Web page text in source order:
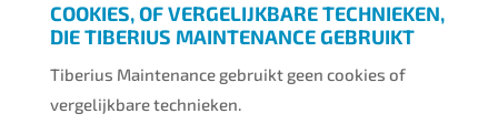
COOKIES, OF VERGELIJKBARE TECHNIEKEN,
DIE TIBERIUS MAINTENANCE GEBRUIKT
Tiberius Maintenance gebruikt geen cookies of
vergelijkbare technieken.